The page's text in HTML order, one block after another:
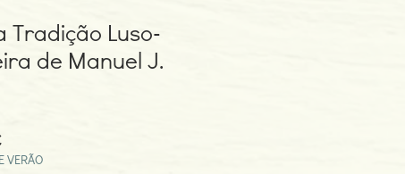
Tradição Luso-
de Manuel J.
Sale
Price
VERÃO